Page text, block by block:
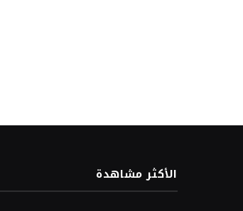
الأكثر مشاهدة